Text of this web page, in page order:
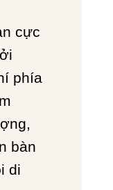
cực
phía
bàn
di